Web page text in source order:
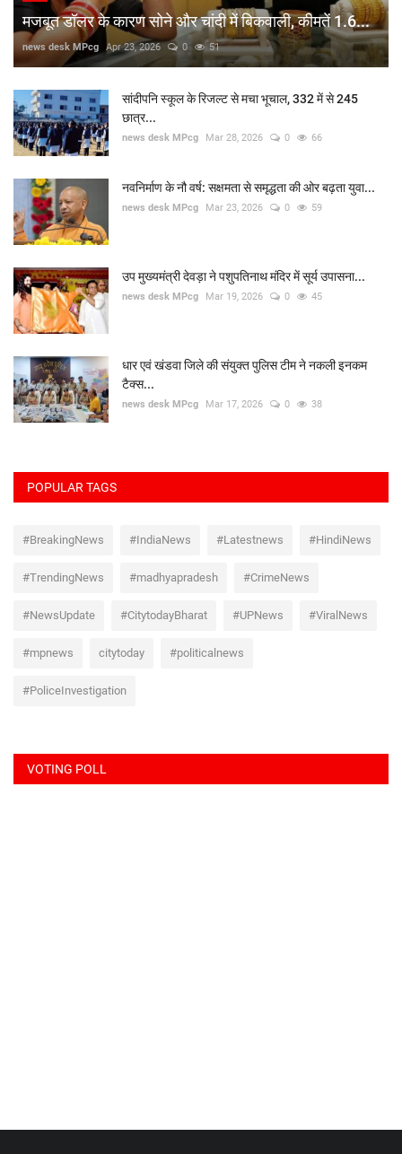
मजबूत डॉलर के कारण सोने और चांदी में बिकवाली, कीमतें 1.6...
news desk MPcg Apr 23, 2026 0 51
सांदीपनि स्कूल के रिजल्ट से मचा भूचाल, 332 में से 245
छात्र...
news desk MPcg Mar 28, 2026 0 66
नवनिर्माण के नौ वर्ष: सक्षमता से समृद्धता की ओर बढ़ता युवा...
news desk MPcg Mar 23, 2026 0 59
उप मुख्यमंत्री देवड़ा ने पशुपतिनाथ मंदिर में सूर्य उपासना...
news desk MPcg Mar 19, 2026 0 45
धार एवं खंडवा जिले की संयुक्त पुलिस टीम ने नकली इनकम
टैक्स...
news desk MPcg Mar 17, 2026 0 38
POPULAR TAGS
#BreakingNews #IndiaNews #Latestnews #HindiNews
#TrendingNews #madhyapradesh #CrimeNews
#NewsUpdate #CitytodayBharat #UPNews #ViralNews
#mpnews citytoday #politicalnews
#PoliceInvestigation
VOTING POLL